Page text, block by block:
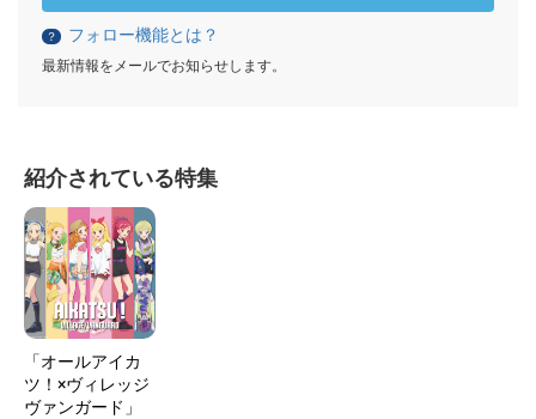
？ フォロー機能とは？
最新情報をメールでお知らせします。
紹介されている特集
「オールアイカ
ツ！×ヴィレッジ
ヴァンガード」